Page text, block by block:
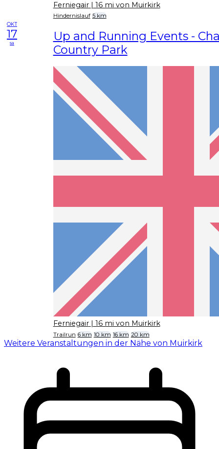
Ferniegair | 16 mi von Muirkirk
Hindernislauf 5 km
OKT
17
sa
Up and Running Events -
Country Park
Ferniegair | 16 mi von Muirkirk
Trailrun 6 km 10 km 16 km 20 km
Weitere Veranstaltungen in der Nähe von Muirkirk